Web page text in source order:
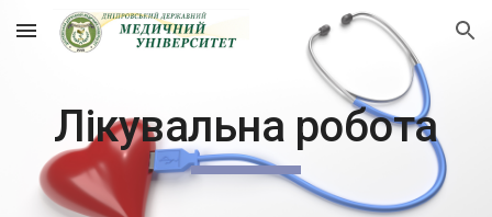
Skip to main content Skip to navigation
Лікувальна робота